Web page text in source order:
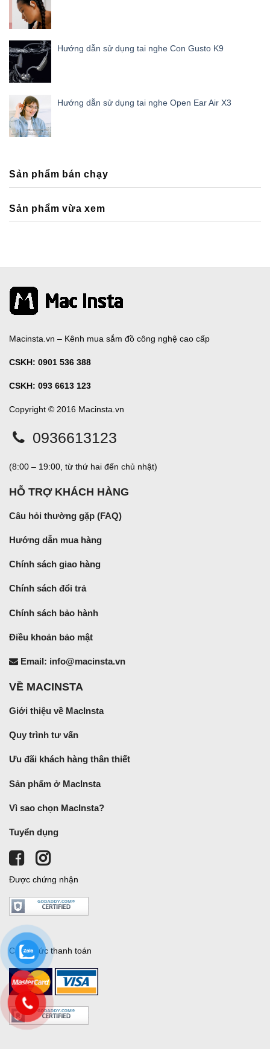
Hướng dẫn sử dụng tai nghe Con Gusto K9
Hướng dẫn sử dụng tai nghe Open Ear Air X3
Sản phẩm bán chạy
Sản phẩm vừa xem
Macinsta.vn – Kênh mua sắm đồ công nghệ cao cấp
CSKH: 0901 536 388
CSKH: 093 6613 123
Copyright © 2016 Macinsta.vn
0936613123
(8:00 – 19:00, từ thứ hai đến chủ nhật)
HỖ TRỢ KHÁCH HÀNG
Câu hỏi thường gặp (FAQ)
Hướng dẫn mua hàng
Chính sách giao hàng
Chính sách đổi trả
Chính sách bảo hành
Điều khoản bảo mật
Email: info@macinsta.vn
VỀ MACINSTA
Giới thiệu về MacInsta
Quy trình tư vấn
Ưu đãi khách hàng thân thiết
Sản phẩm ở MacInsta
Vì sao chọn MacInsta?
Tuyển dụng
Được chứng nhận
Cách thức thanh toán